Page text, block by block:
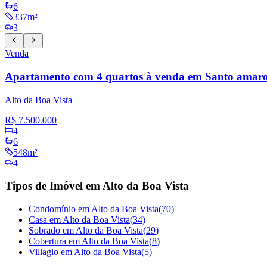
6
337m²
3
Venda
Apartamento com 4 quartos à venda em Santo
Alto da Boa Vista
R$ 7.500.000
4
6
548m²
4
Tipos de Imóvel em Alto da Boa Vista
Condomínio em Alto da Boa Vista(70)
Casa em Alto da Boa Vista(34)
Sobrado em Alto da Boa Vista(29)
Cobertura em Alto da Boa Vista(8)
Villagio em Alto da Boa Vista(5)